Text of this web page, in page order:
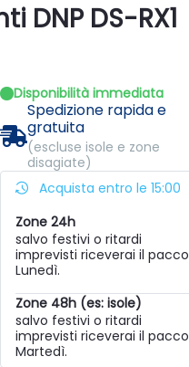
DNP DS-RX1
Disponibilità immediata
Spedizione rapida e
gratuita
(escluse isole e zone
disagiate)
Acquista entro le 15:00
Zone 24h
salvo festivi o ritardi
imprevisti riceverai il pacco
Lunedì.
Zone 48h (es: isole)
salvo festivi o ritardi
imprevisti riceverai il pacco
Martedì.